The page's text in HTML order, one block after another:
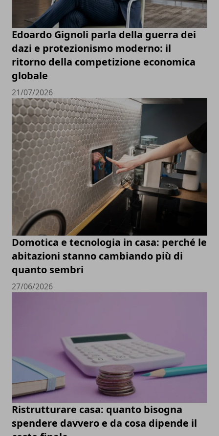
Edoardo Gignoli parla della guerra dei
dazi e protezionismo moderno: il
ritorno della competizione economica
globale
21/07/2026
Domotica e tecnologia in casa: perché le
abitazioni stanno cambiando più di
quanto sembri
27/06/2026
Ristrutturare casa: quanto bisogna
spendere davvero e da cosa dipende il